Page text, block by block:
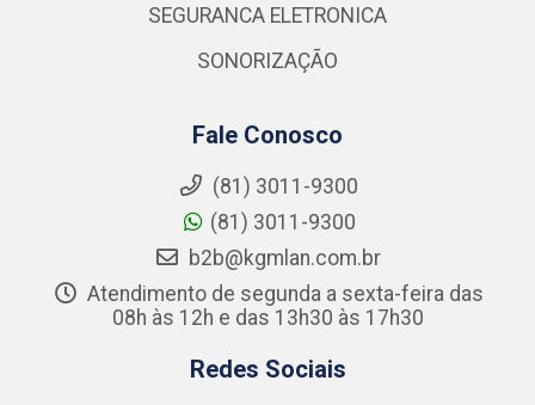
SEGURANCA ELETRONICA
SONORIZAÇÃO
Fale Conosco
(81) 3011-9300
(81) 3011-9300
b2b@kgmlan.com.br
Atendimento de segunda a sexta-feira das
08h às 12h e das 13h30 às 17h30
Redes Sociais